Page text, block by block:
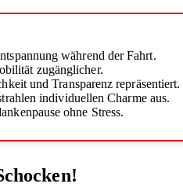
während der Fahrt.
zugänglicher.
und Transparenz repräsentiert.
individuellen Charme aus.
ohne Stress.